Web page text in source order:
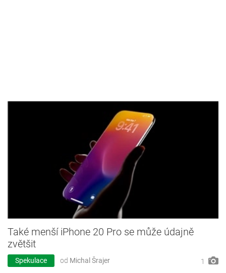
Také menší iPhone 20 Pro se může údajně
zvětšit
Spekulace od Michal Šrajer 1